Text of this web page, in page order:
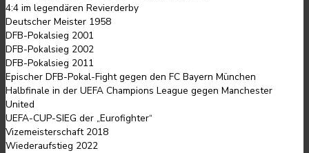
4:4 im legendären Revierderby
Deutscher Meister 1958
DFB-Pokalsieg 2001
DFB-Pokalsieg 2002
DFB-Pokalsieg 2011
Epischer DFB-Pokal-Fight gegen den FC Bayern München
Halbfinale in der UEFA Champions League gegen Manchester
United
UEFA-CUP-SIEG der „Eurofighter“
Vizemeisterschaft 2018
Wiederaufstieg 2022